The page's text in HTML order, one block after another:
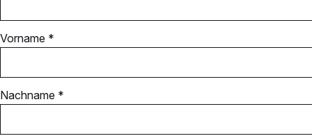
Vorname *
Nachname *